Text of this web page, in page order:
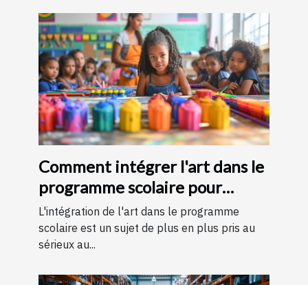
Comment intégrer l'art dans le
programme scolaire pour
améliorer l'apprentissage
L'intégration de l'art dans le programme
scolaire est un sujet de plus en plus pris au
sérieux au...